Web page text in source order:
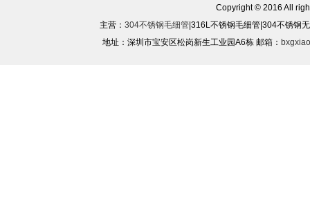
Copyright © 2016 All
主营： 304不锈钢毛细管|316L不锈钢毛细管|304不锈钢
地址：深圳市宝安区松岗新生工业园A6栋 邮箱：